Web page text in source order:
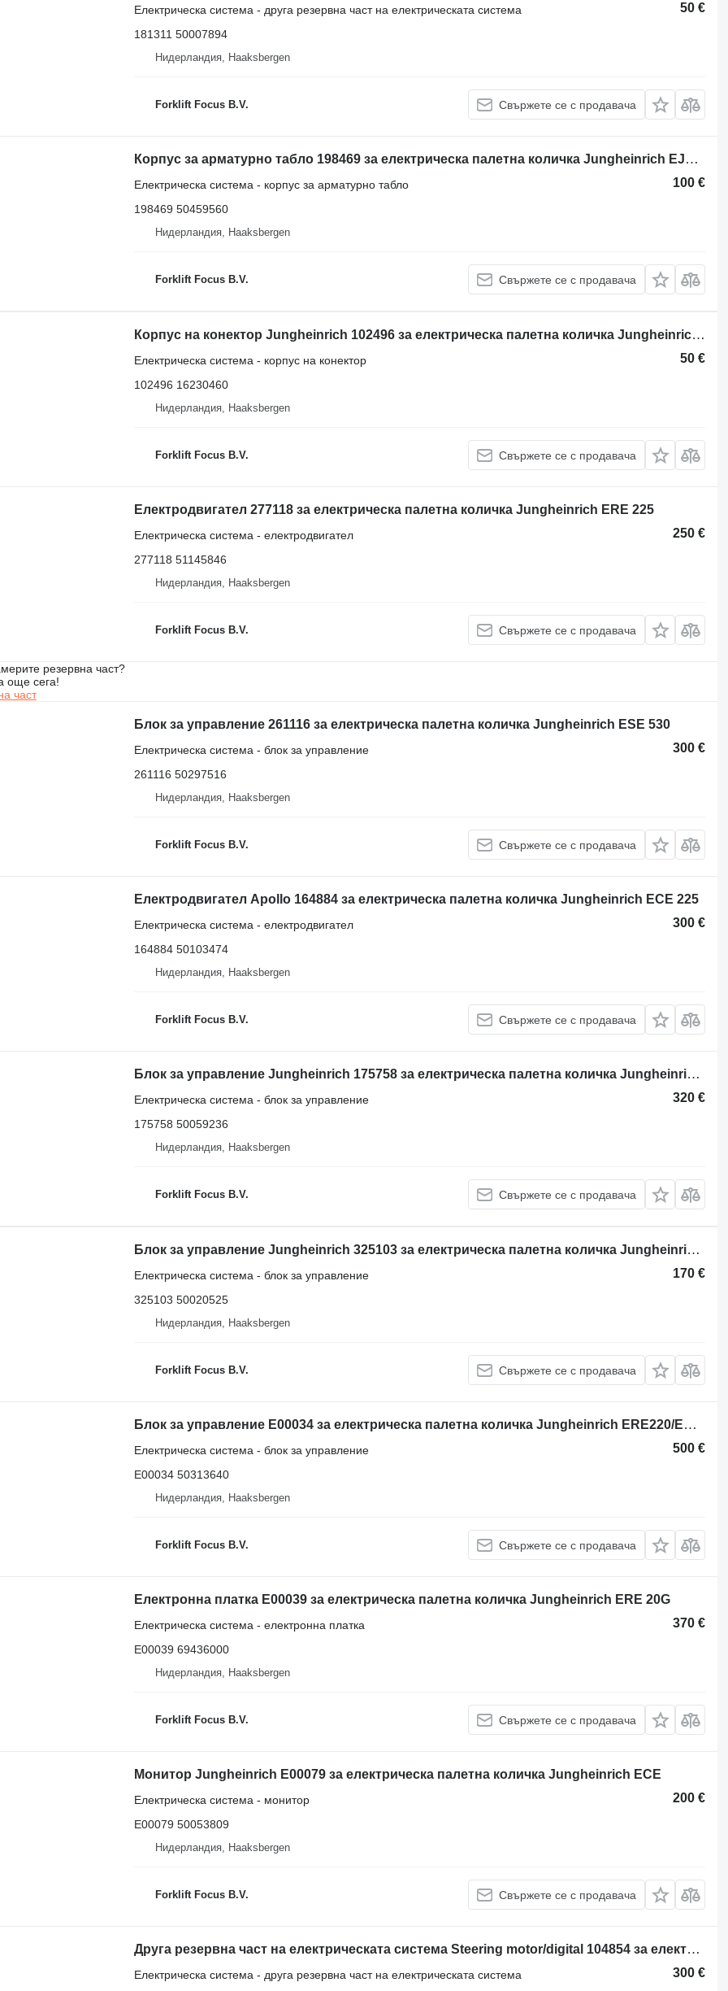
50 €
Електрическа система - друга резервна част на електрическата система
181311 50007894
Нидерландия, Haaksbergen
Forklift Focus B.V. Свържете се с продавача
Корпус за арматурно табло 198469 за електрическа палетна количка Jungheinrich EJE20
100 €
Електрическа система - корпус за арматурно табло
198469 50459560
Нидерландия, Haaksbergen
Forklift Focus B.V. Свържете се с продавача
Корпус на конектор Jungheinrich 102496 за електрическа палетна количка Jungheinrich ESE 530
50 €
Електрическа система - корпус на конектор
102496 16230460
Нидерландия, Haaksbergen
Forklift Focus B.V. Свържете се с продавача
Електродвигател 277118 за електрическа палетна количка Jungheinrich ERE 225
250 €
Електрическа система - електродвигател
277118 51145846
Нидерландия, Haaksbergen
Forklift Focus B.V. Свържете се с продавача
резервна част?
още сега!
част
Блок за управление 261116 за електрическа палетна количка Jungheinrich ESE 530
300 €
Електрическа система - блок за управление
261116 50297516
Нидерландия, Haaksbergen
Forklift Focus B.V. Свържете се с продавача
Електродвигател Apollo 164884 за електрическа палетна количка Jungheinrich ECE 225
300 €
Електрическа система - електродвигател
164884 50103474
Нидерландия, Haaksbergen
Forklift Focus B.V. Свържете се с продавача
Блок за управление Jungheinrich 175758 за електрическа палетна количка Jungheinrich ECE 20
320 €
Електрическа система - блок за управление
175758 50059236
Нидерландия, Haaksbergen
Forklift Focus B.V. Свържете се с продавача
Блок за управление Jungheinrich 325103 за електрическа палетна количка Jungheinrich ECE225
170 €
Електрическа система - блок за управление
325103 50020525
Нидерландия, Haaksbergen
Forklift Focus B.V. Свържете се с продавача
Блок за управление E00034 за електрическа палетна количка Jungheinrich ERE220/ERD16-20
500 €
Електрическа система - блок за управление
E00034 50313640
Нидерландия, Haaksbergen
Forklift Focus B.V. Свържете се с продавача
Електронна платка E00039 за електрическа палетна количка Jungheinrich ERE 20G
370 €
Електрическа система - електронна платка
E00039 69436000
Нидерландия, Haaksbergen
Forklift Focus B.V. Свържете се с продавача
Монитор Jungheinrich E00079 за електрическа палетна количка Jungheinrich ECE
200 €
Електрическа система - монитор
E00079 50053809
Нидерландия, Haaksbergen
Forklift Focus B.V. Свържете се с продавача
Друга резервна част на електрическата система Steering motor/digital 104854 за електрическа палетна количка Jungheinrich ERE 220
300 €
Електрическа система - друга резервна част на електрическата система